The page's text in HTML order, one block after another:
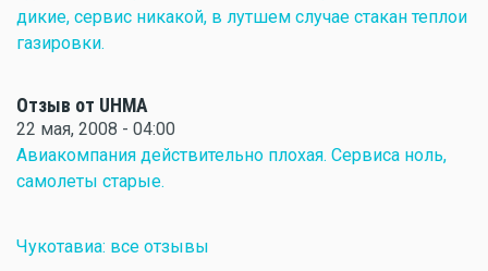
дикие, сервис никакой, в лутшем случае стакан теплои
газировки.
Отзыв от UHМА
22 мая, 2008 - 04:00
Авиакомпания действительно плохая. Сервиса ноль,
самолеты старые.
Чукотавиа: все отзывы